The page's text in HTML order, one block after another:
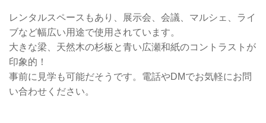
レンタルスペースもあり、展示会、会議、マルシェ、ライ
ブなど幅広い用途で使用されています。
大きな梁、天然木の杉板と青い広瀬和紙のコントラストが
印象的！
事前に見学も可能だそうです。電話やDMでお気軽にお問
い合わせください。